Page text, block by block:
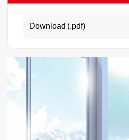
Download (.pdf)